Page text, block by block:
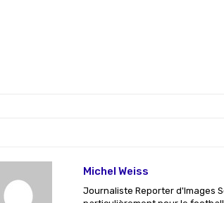
Michel Weiss
Journaliste Reporter d'Images